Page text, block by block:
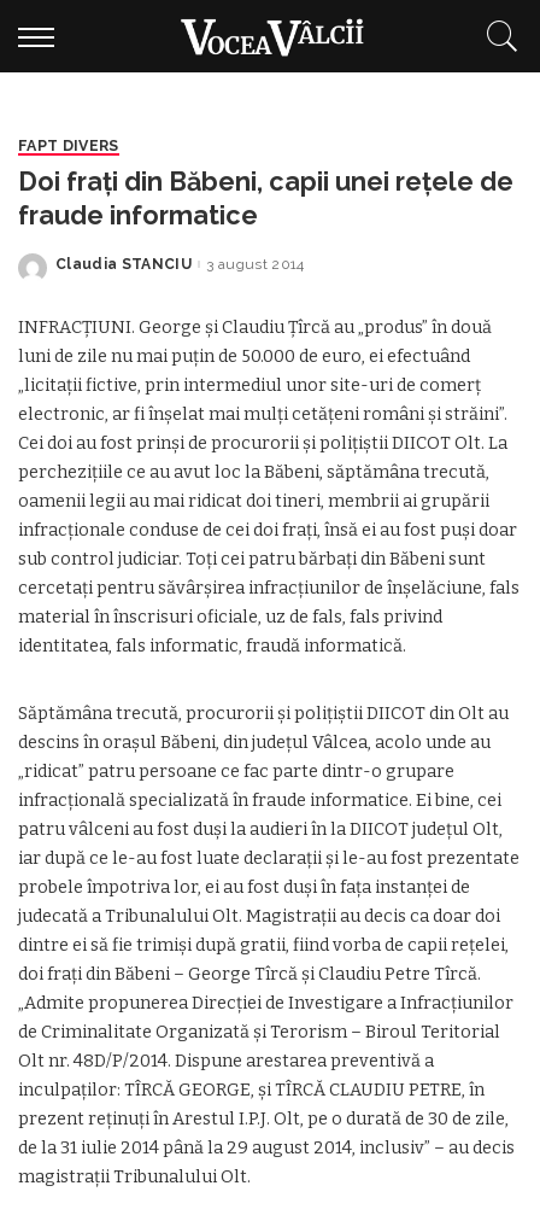
FAPT DIVERS
Doi fraţi din Băbeni, capii unei reţele de
fraude informatice
Posted
Claudia STANCIU 3 august 2014
INFRACŢIUNI. George şi Claudiu Ţîrcă au „produs” în două
luni de zile nu mai puţin de 50.000 de euro, ei efectuând
„licitaţii fictive, prin intermediul unor site-uri de comerţ
electronic, ar fi înşelat mai mulţi cetăţeni români şi străini”.
Cei doi au fost prinşi de procurorii şi poliţiştii DIICOT Olt. La
percheziţiile ce au avut loc la Băbeni, săptămâna trecută,
oamenii legii au mai ridicat doi tineri, membrii ai grupării
infracţionale conduse de cei doi fraţi, însă ei au fost puşi doar
sub control judiciar. Toţi cei patru bărbaţi din Băbeni sunt
cercetaţi pentru săvârşirea infracţiunilor de înşelăciune, fals
material în înscrisuri oficiale, uz de fals, fals privind
identitatea, fals informatic, fraudă informatică.
Săptămâna trecută, procurorii şi poliţiştii DIICOT din Olt au
descins în oraşul Băbeni, din judeţul Vâlcea, acolo unde au
„ridicat” patru persoane ce fac parte dintr-o grupare
infracţională specializată în fraude informatice. Ei bine, cei
patru vâlceni au fost duşi la audieri în la DIICOT judeţul Olt,
iar după ce le-au fost luate declaraţii şi le-au fost prezentate
probele împotriva lor, ei au fost duşi în faţa instanţei de
judecată a Tribunalului Olt. Magistraţii au decis ca doar doi
dintre ei să fie trimişi după gratii, fiind vorba de capii reţelei,
doi fraţi din Băbeni – George Tîrcă şi Claudiu Petre Tîrcă.
„Admite propunerea Direcţiei de Investigare a Infracţiunilor
de Criminalitate Organizată şi Terorism – Biroul Teritorial
Olt nr. 48D/P/2014. Dispune arestarea preventivă a
inculpaţilor: TÎRCĂ GEORGE, şi TÎRCĂ CLAUDIU PETRE, în
prezent reţinuţi în Arestul I.P.J. Olt, pe o durată de 30 de zile,
de la 31 iulie 2014 până la 29 august 2014, inclusiv” – au decis
magistraţii Tribunalului Olt.